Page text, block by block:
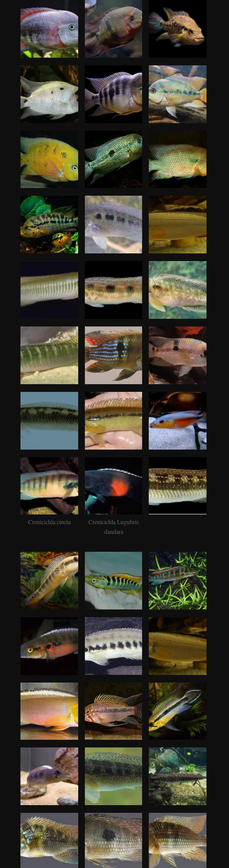
Crenicichla cincta
Crenicichla Lugubris
dandara